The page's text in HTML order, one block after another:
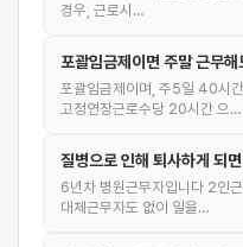
경우, 근로시…
포괄임금제이면 주말 근무
포괄임금제이며, 주5일 40시
고정연장근로수당 20시간 으…
질병으로 인해 퇴사하게 되
6년차 병원근무자입니다 2인
대체근무자도 없이 일을…